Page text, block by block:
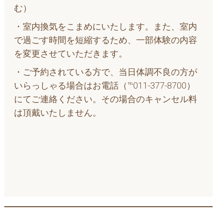
む）
・室内換気をこまめにいたします。また、室内
で過ごす時間を短縮するため、一部体験の内容
を変更させていただきます。
・ご予約されている方で、当日体調不良の方が
いらっしゃる場合はお電話（℡011-377-8700）
にてご連絡ください。その場合のキャンセル料
は頂戴いたしません。